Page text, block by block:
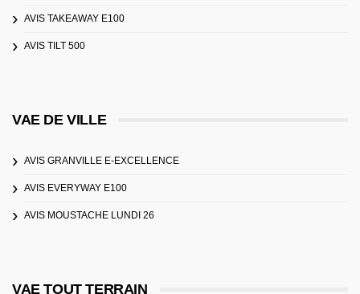
AVIS TAKEAWAY E100
AVIS TILT 500
VAE DE VILLE
AVIS GRANVILLE E-EXCELLENCE
AVIS EVERYWAY E100
AVIS MOUSTACHE LUNDI 26
VAE TOUT TERRAIN